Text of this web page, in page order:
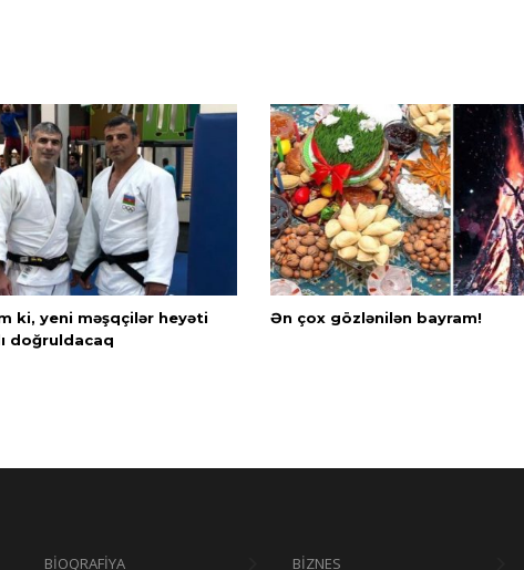
ki, yeni məşqçilər heyəti
doğruldacaq
Ən çox gözlənilən bayram!
BİOQRAFİYA BİZNES